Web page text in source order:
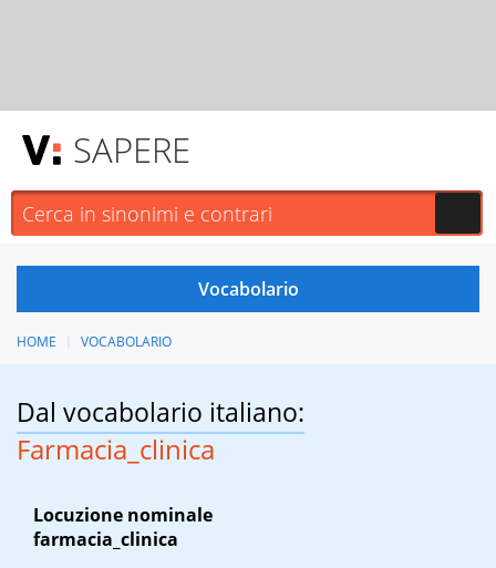
SAPERE
HOME VOCABOLARIO
Dal vocabolario italiano:
Farmacia_clinica
Locuzione nominale
farmacia_clinica